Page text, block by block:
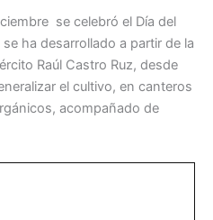
se celebró el Día del
ha desarrollado a partir de la
Raúl Castro Ruz, desde
el cultivo, en canteros
acompañado de